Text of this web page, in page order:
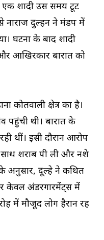
एक शादी उस समय टूट
नाराज दुल्हन ने मंडप में
घटना के बाद शादी
आखिरकार बारात को
कोतवाली क्षेत्र का है।
पहुंची थी। बारात के
थीं। इसी दौरान आरोप
शराब पी ली और नशे
के अनुसार, दूल्हे ने कथित
केवल अंडरगारमेंट्स में
में मौजूद लोग हैरान रह